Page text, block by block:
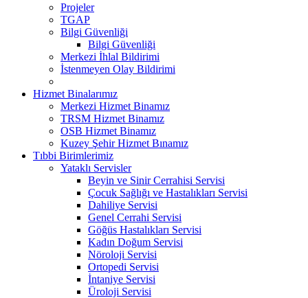
Projeler
TGAP
Bilgi Güvenliği
Bilgi Güvenliği
Merkezi İhlal Bildirimi
İstenmeyen Olay Bildirimi
Hizmet Binalarımız
Merkezi Hizmet Binamız
TRSM Hizmet Binamız
OSB Hizmet Binamız
Kuzey Şehir Hizmet Bınamız
Tıbbi Birimlerimiz
Yataklı Servisler
Beyin ve Sinir Cerrahisi Servisi
Çocuk Sağlığı ve Hastalıkları Servisi
Dahiliye Servisi
Genel Cerrahi Servisi
Göğüs Hastalıkları Servisi
Kadın Doğum Servisi
Nöroloji Servisi
Ortopedi Servisi
İntaniye Servisi
Üroloji Servisi